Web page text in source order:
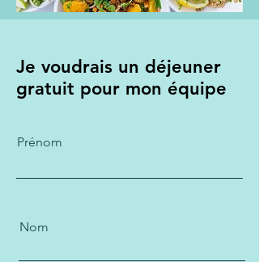
Je voudrais un déjeuner
gratuit pour mon équipe
Prénom
Nom